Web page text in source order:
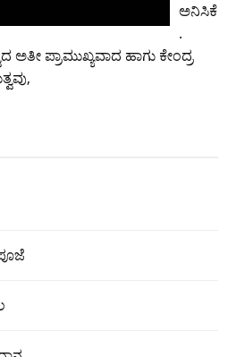
ಅನಿಸಿಕೆ
.
ಅತೀ ಪ್ರಾಮುಖ್ಯವಾದ ಹಾಗು ಕೇಂದ್ರ